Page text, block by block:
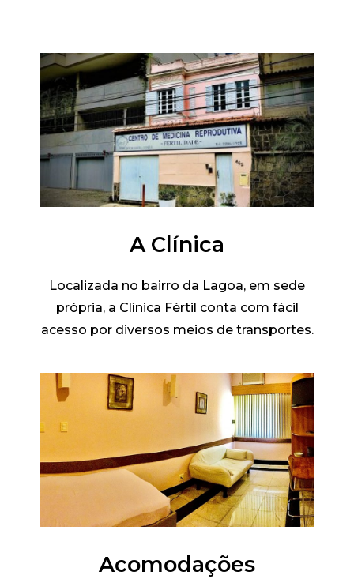
A Clínica
Localizada no bairro da Lagoa, em sede
própria, a Clínica Fértil conta com fácil
acesso por diversos meios de transportes.
Acomodações